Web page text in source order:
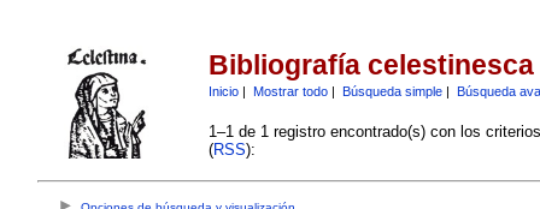
Bibliografía celestinesca
Inicio| Mostrar todo| Búsqueda simple| Búsqueda
1–1 de 1 registro encontrado(s) con los
(RSS):